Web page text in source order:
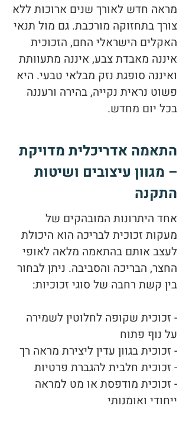
מראה חדש לאורך שנים ארוכות ללא
צורך בתחזוקה מורכבת. גם מול תנאי
האקלים הישראלי החם, הזכוכית
איננה מאבדת צבע, איננה מתעוותת
ואיננה סופגת נזק מבלאי טבעי. היא
פשוט נראית נקייה, בהירה ורעננה
בכל יום מחדש.
התאמה אדריכלית מדויקת
– מגוון עיצובים ושיטות
התקנה
אחד היתרונות המובהקים של
מעקות זכוכית לבריכה הוא היכולת
לעצב אותם בהתאמה מלאה לאופי
החצר, הבריכה והסביבה. ניתן לבחור
בין קשת רחבה של סוגי זכוכיות:
- זכוכית שקופה לחלוטין לשמירה
על נוף פתוח
- זכוכית בגוון עדין ליצירת מראה רך
- זכוכית חלבית להגברת פרטיות
- זכוכית מודפסת או מט למראה
ייחודי ואומנותי​